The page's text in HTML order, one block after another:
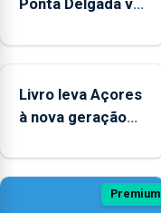
Ponta Delgada vai
novos
Livro leva Açores
à nova geração
Premium